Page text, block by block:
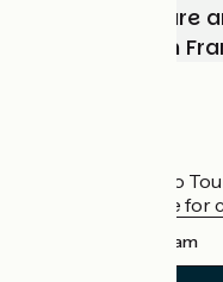
Choose, prepare
adventure with
The France Vélo
the official guide for
Instagram